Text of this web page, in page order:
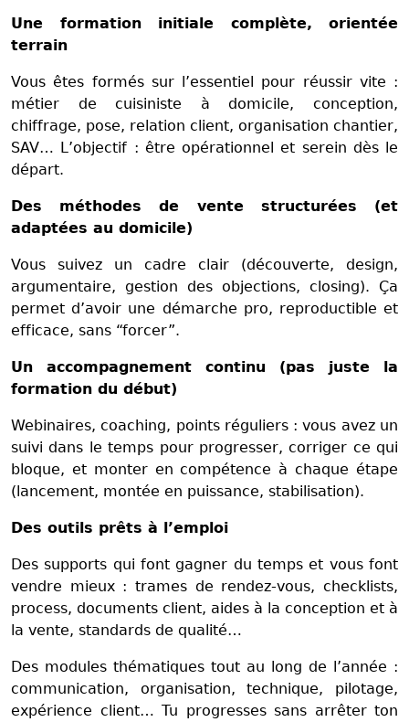
Une formation initiale complète, orientée
terrain
Vous êtes formés sur l’essentiel pour réussir vite :
métier de cuisiniste à domicile, conception,
chiffrage, pose, relation client, organisation chantier,
SAV… L’objectif : être opérationnel et serein dès le
départ.
Des méthodes de vente structurées (et
adaptées au domicile)
Vous suivez un cadre clair (découverte, design,
argumentaire, gestion des objections, closing). Ça
permet d’avoir une démarche pro, reproductible et
efficace, sans “forcer”.
Un accompagnement continu (pas juste la
formation du début)
Webinaires, coaching, points réguliers : vous avez un
suivi dans le temps pour progresser, corriger ce qui
bloque, et monter en compétence à chaque étape
(lancement, montée en puissance, stabilisation).
Des outils prêts à l’emploi
Des supports qui font gagner du temps et vous font
vendre mieux : trames de rendez-vous, checklists,
process, documents client, aides à la conception et à
la vente, standards de qualité…
Des modules thématiques tout au long de l’année :
communication, organisation, technique, pilotage,
expérience client… Tu progresses sans arrêter ton